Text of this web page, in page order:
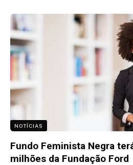
NOTÍCIAS
Fundo Feminista Negra
milhões da Fundação Ford